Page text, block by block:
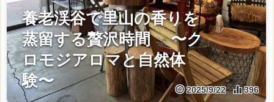
養老渓谷で里山の香りを
蒸留する贅沢時間 〜ク
ロモジアロマと自然体
験〜
2025/9/22 396